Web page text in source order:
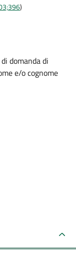
)
domanda di
e/o cognome